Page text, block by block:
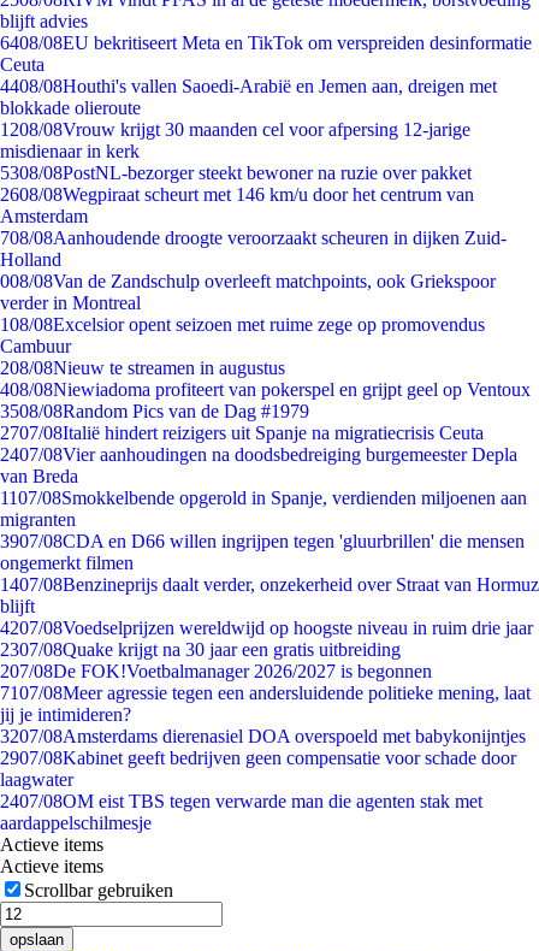
blijft advies
6408/08EU bekritiseert Meta en TikTok om verspreiden desinformatie
Ceuta
4408/08Houthi's vallen Saoedi-Arabië en Jemen aan, dreigen met
blokkade olieroute
1208/08Vrouw krijgt 30 maanden cel voor afpersing 12-jarige
misdienaar in kerk
5308/08PostNL-bezorger steekt bewoner na ruzie over pakket
2608/08Wegpiraat scheurt met 146 km/u door het centrum van
Amsterdam
708/08Aanhoudende droogte veroorzaakt scheuren in dijken Zuid-
Holland
008/08Van de Zandschulp overleeft matchpoints, ook Griekspoor
verder in Montreal
108/08Excelsior opent seizoen met ruime zege op promovendus
Cambuur
208/08Nieuw te streamen in augustus
408/08Niewiadoma profiteert van pokerspel en grijpt geel op Ventoux
3508/08Random Pics van de Dag #1979
2707/08Italië hindert reizigers uit Spanje na migratiecrisis Ceuta
2407/08Vier aanhoudingen na doodsbedreiging burgemeester Depla
van Breda
1107/08Smokkelbende opgerold in Spanje, verdienden miljoenen aan
migranten
3907/08CDA en D66 willen ingrijpen tegen 'gluurbrillen' die mensen
ongemerkt filmen
1407/08Benzineprijs daalt verder, onzekerheid over Straat van Hormuz
blijft
4207/08Voedselprijzen wereldwijd op hoogste niveau in ruim drie jaar
2307/08Quake krijgt na 30 jaar een gratis uitbreiding
207/08De FOK!Voetbalmanager 2026/2027 is begonnen
7107/08Meer agressie tegen een andersluidende politieke mening, laat
jij je intimideren?
3207/08Amsterdams dierenasiel DOA overspoeld met babykonijntjes
2907/08Kabinet geeft bedrijven geen compensatie voor schade door
laagwater
2407/08OM eist TBS tegen verwarde man die agenten stak met
aardappelschilmesje
Actieve items
Actieve items
Scrollbar gebruiken
opslaan